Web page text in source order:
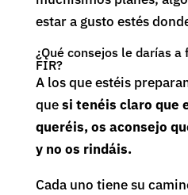
estar a gusto estés
¿Qué consejos le darías
FIR?
A los que estéis
quesi tenéis claro que
queréis, os aconsejo
y no os rindáis.
Cada uno tiene su